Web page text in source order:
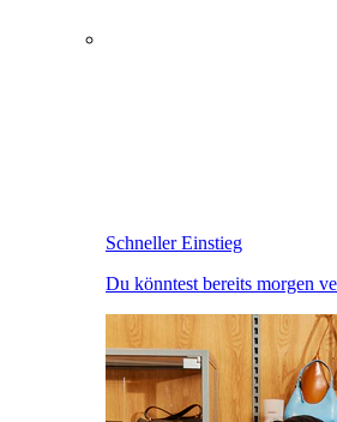
Schneller Einstieg
Du könntest bereits morgen